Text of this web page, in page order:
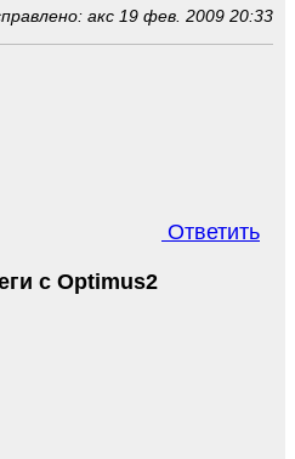
акс 19 фев. 2009 20:33
Ответить
с Optimus2